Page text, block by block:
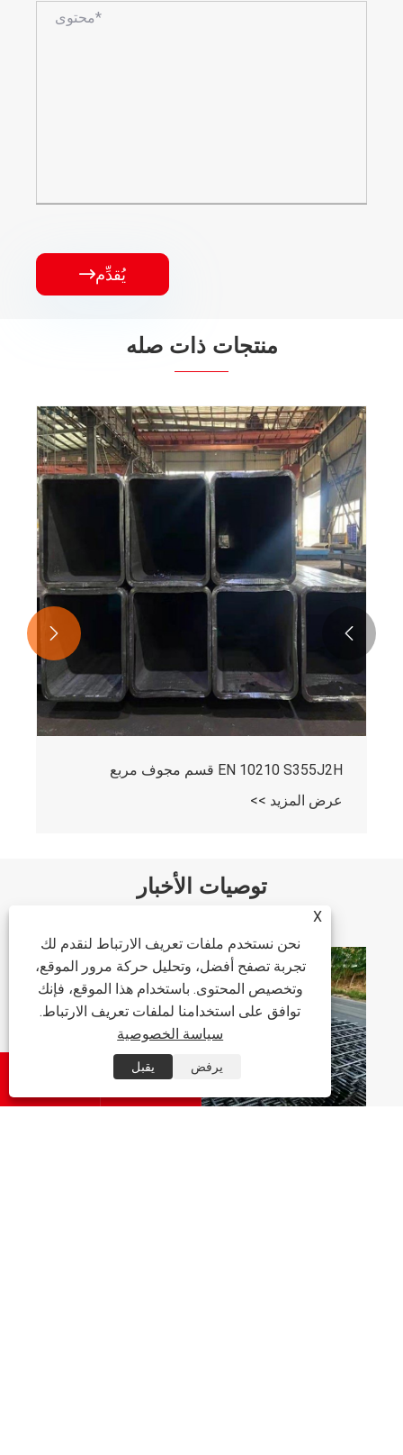
يُقدِّم
منتجات ذات صله
EN 10210 S355J2H قسم مجوف مربع
عرض المزيد >>


توصيات الأخبار

X
نحن نستخدم ملفات تعريف الارتباط لنقدم لك
تجربة تصفح أفضل، وتحليل حركة مرور الموقع،
وتخصيص المحتوى. باستخدام هذا الموقع، فإنك
توافق على استخدامنا لملفات تعريف الارتباط.
سياسة الخصوصية
يرفض يقبل